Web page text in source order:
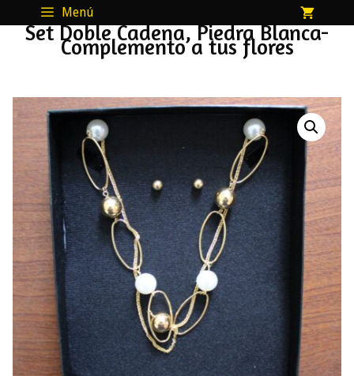
Saltar
Menú
Set Doble Cadena, Piedra Blanca-
Complemento a tus flores